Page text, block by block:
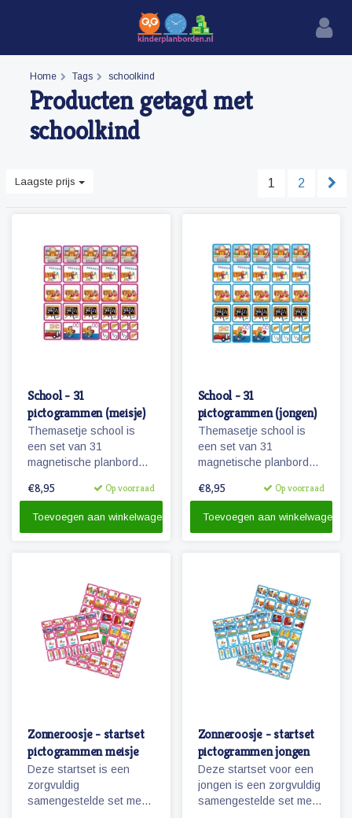
Home Tags schoolkind
Producten getagd met
schoolkind
Laagste prijs 1 2
School - 31
pictogrammen (meisje)
Themasetje school is
een set van 31
magnetische planbord
kinderen en omvat o.a.
schoolreisje.
€8,95 Op voorraad
Toevoegen aan winkelwagen
School - 31
pictogrammen (jongen)
Themasetje school is
een set van 31
magnetische planbord
kinderen en omvat o.a.
schoolreisje.
€8,95 Op voorraad
Toevoegen aan winkelwagen
Zonneroosje - startset
pictogrammen meisje
Deze startset is een
zorgvuldig
samengestelde set met
Zonneroosje - startset
pictogrammen jongen
Deze startset voor een
jongen is een zorgvuldig
samengestelde set met